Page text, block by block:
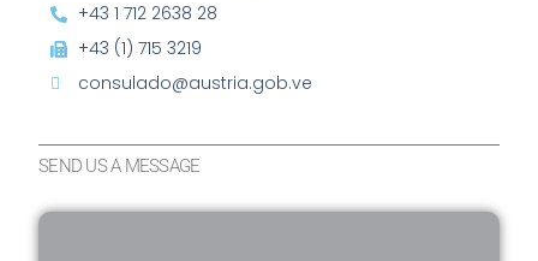
+43 1 712 2638 28
+43 (1) 715 3219
consulado@austria.gob.ve
SEND US A MESSAGE